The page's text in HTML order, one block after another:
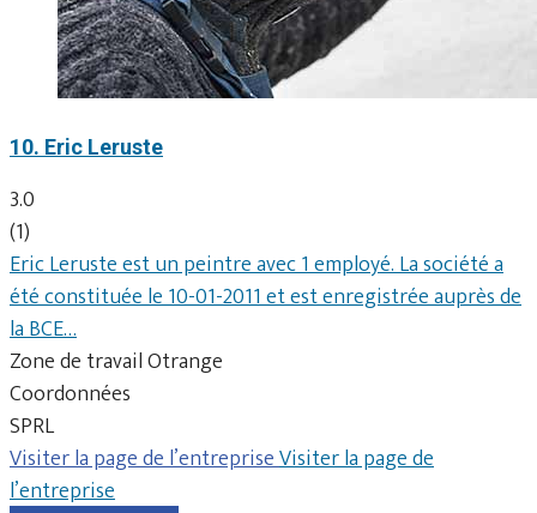
10. Eric Leruste
3.0
(1)
Eric Leruste est un peintre avec 1 employé. La société a
été constituée le 10-01-2011 et est enregistrée auprès de
la BCE…
Zone de travail Otrange
Coordonnées
SPRL
Visiter la page de l’entrepriseVisiter la page de
l’entreprise